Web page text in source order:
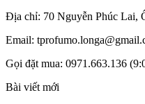
Địa chỉ: 70 Nguyễn Phúc
Email:
Gọi đặt mua: 0971.663.136
Bài viết mới